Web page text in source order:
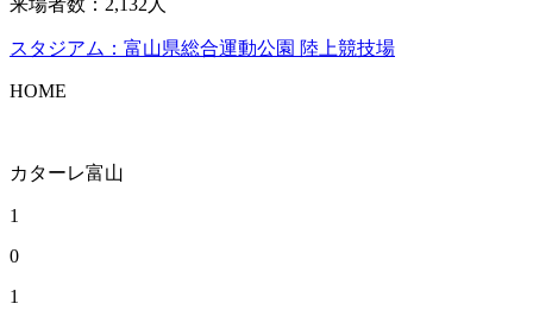
スタジアム：富山県総合運動公園 陸上競技場
HOME
カターレ富山
1
0
1